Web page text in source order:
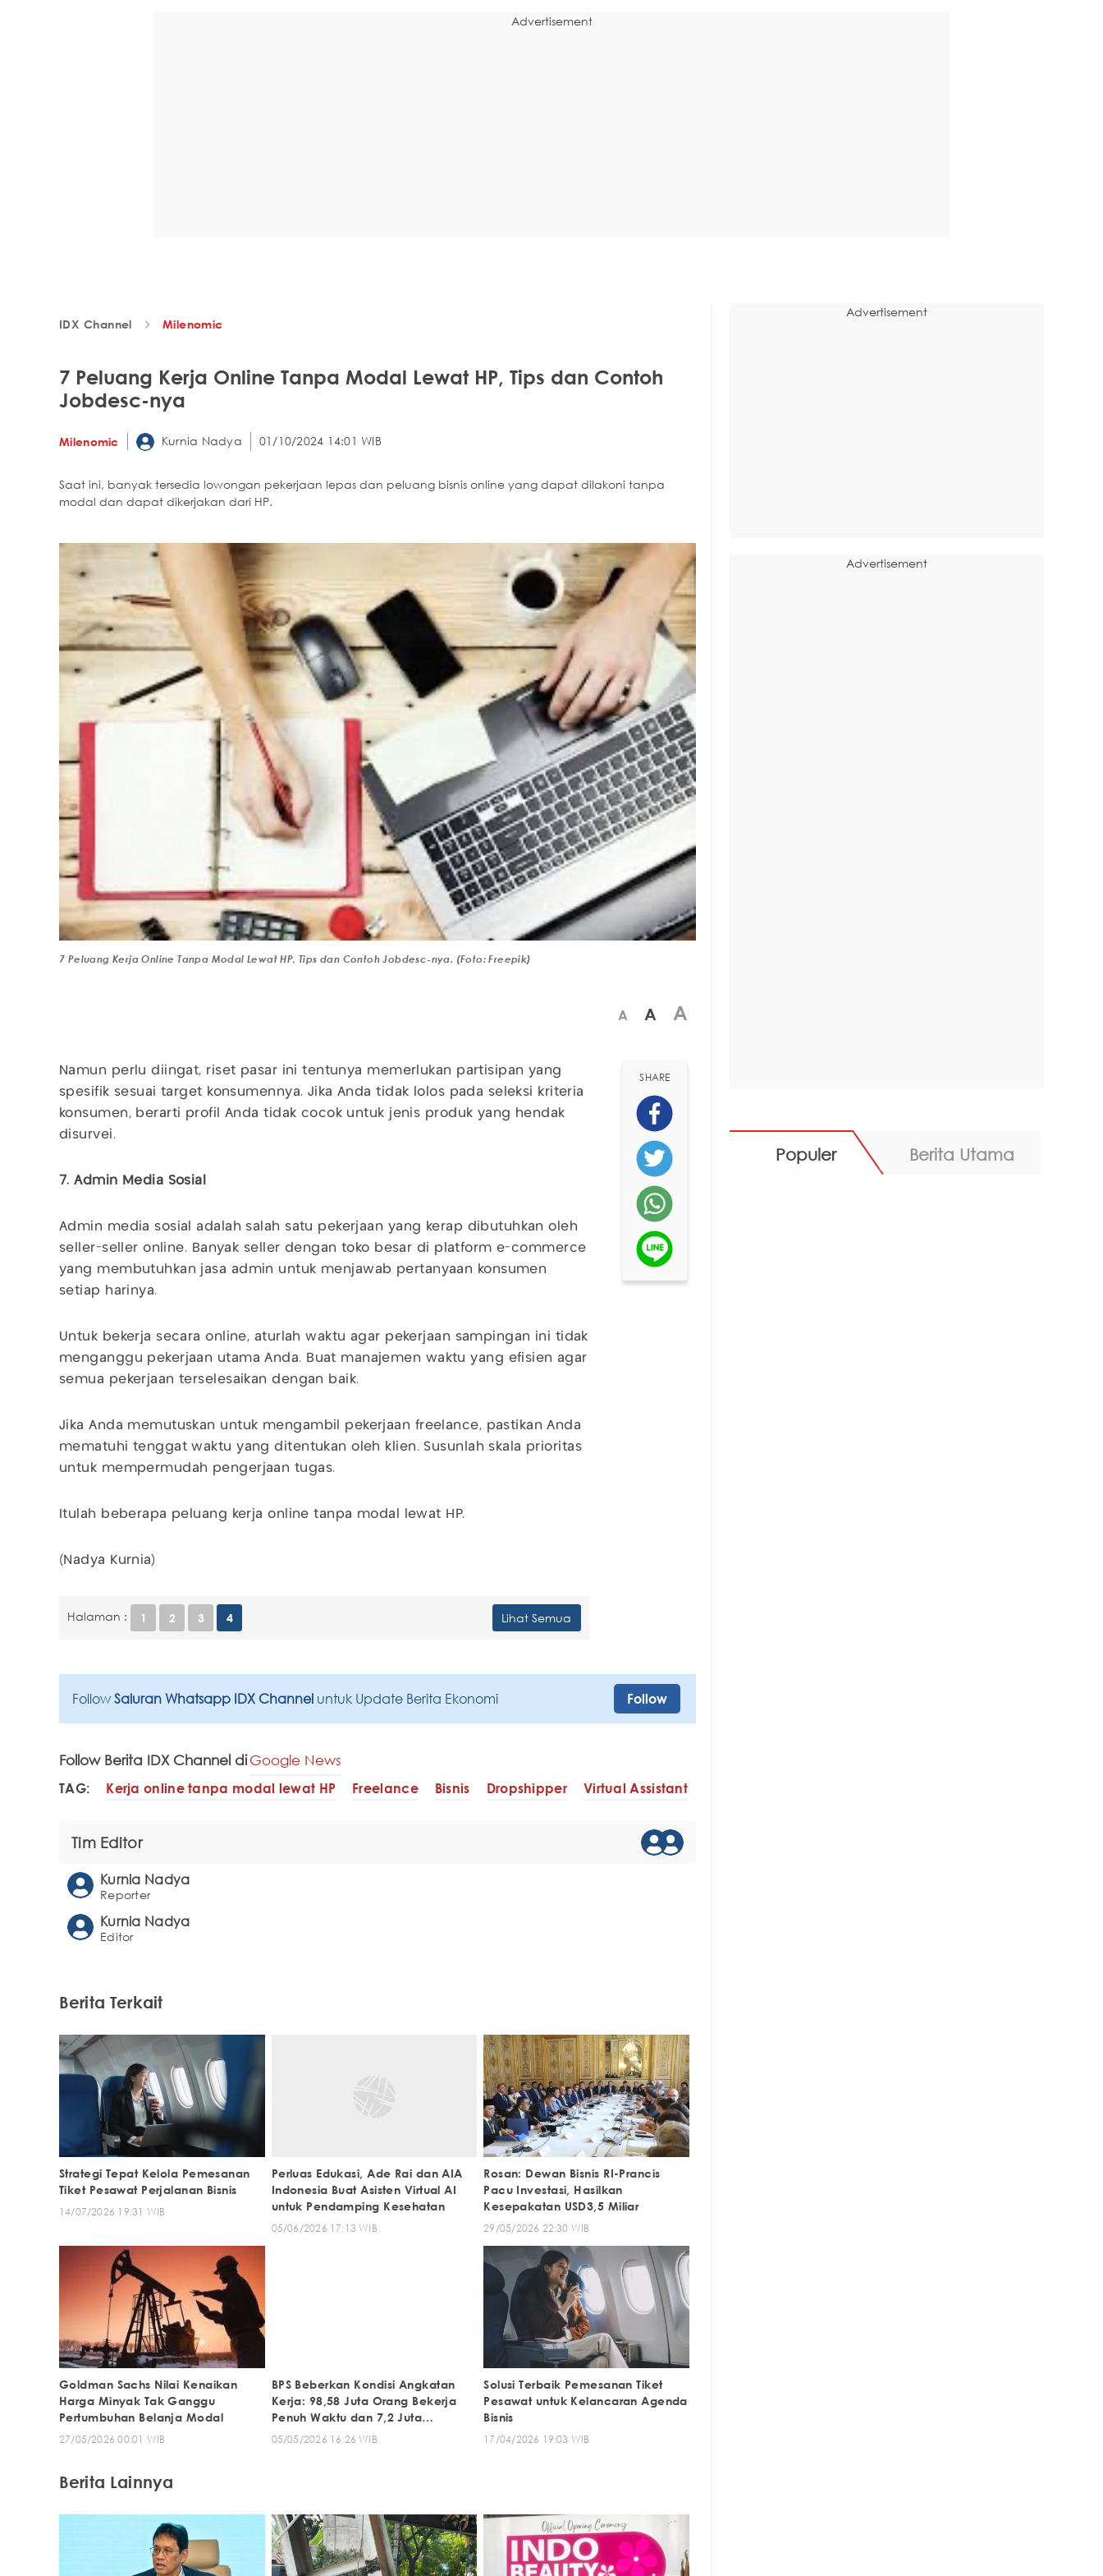
Advertisement
IDX Channel Milenomic
7 Peluang Kerja Online Tanpa Modal Lewat HP, Tips dan Contoh
Jobdesc-nya
Milenomic Kurnia Nadya 01/10/2024 14:01 WIB
Saat ini, banyak tersedia lowongan pekerjaan lepas dan peluang bisnis online yang dapat dilakoni tanpa
modal dan dapat dikerjakan dari HP.
7 Peluang Kerja Online Tanpa Modal Lewat HP, Tips dan Contoh Jobdesc-nya. (Foto: Freepik)
A A A
Namun perlu diingat, riset pasar ini tentunya memerlukan partisipan yang
spesifik sesuai target konsumennya. Jika Anda tidak lolos pada seleksi kriteria
konsumen, berarti profil Anda tidak cocok untuk jenis produk yang hendak
disurvei.
7. Admin Media Sosial
Admin media sosial adalah salah satu pekerjaan yang kerap dibutuhkan oleh
seller-seller online. Banyak seller dengan toko besar di platform e-commerce
yang membutuhkan jasa admin untuk menjawab pertanyaan konsumen
setiap harinya.
Untuk bekerja secara online, aturlah waktu agar pekerjaan sampingan ini tidak
menganggu pekerjaan utama Anda. Buat manajemen waktu yang efisien agar
semua pekerjaan terselesaikan dengan baik.
Jika Anda memutuskan untuk mengambil pekerjaan freelance, pastikan Anda
mematuhi tenggat waktu yang ditentukan oleh klien. Susunlah skala prioritas
untuk mempermudah pengerjaan tugas.
Itulah beberapa peluang kerja online tanpa modal lewat HP.
(Nadya Kurnia)
Halaman : 1 2 3 4 Lihat Semua
SHARE
Follow Saluran Whatsapp IDX Channel untuk Update Berita Ekonomi Follow
Follow Berita IDX Channel diGoogle News
TAG: Kerja online tanpa modal lewat HP Freelance Bisnis Dropshipper Virtual Assistant
Tim Editor
Kurnia Nadya
Reporter
Kurnia Nadya
Editor
Berita Terkait
Strategi Tepat Kelola Pemesanan
Tiket Pesawat Perjalanan Bisnis
14/07/2026 19:31 WIB
Perluas Edukasi, Ade Rai dan AIA
Indonesia Buat Asisten Virtual AI
untuk Pendamping Kesehatan
05/06/2026 17:13 WIB
Rosan: Dewan Bisnis RI-Prancis
Pacu Investasi, Hasilkan
Kesepakatan USD3,5 Miliar
29/05/2026 22:30 WIB
Goldman Sachs Nilai Kenaikan
Harga Minyak Tak Ganggu
Pertumbuhan Belanja Modal
27/05/2026 00:01 WIB
BPS Beberkan Kondisi Angkatan
Kerja: 98,58 Juta Orang Bekerja
Penuh Waktu dan 7,2 Juta
Pengangguran
05/05/2026 16:26 WIB
Solusi Terbaik Pemesanan Tiket
Pesawat untuk Kelancaran Agenda
Bisnis
17/04/2026 19:03 WIB
Berita Lainnya
Advertisement
Advertisement
Populer Berita Utama